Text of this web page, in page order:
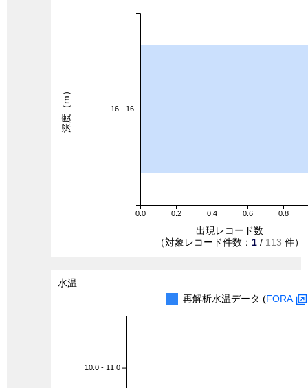
0.0 0.2 0.4 0.6 0.8
16 - 16
出現レコード数
（対象レコード件数： 1 / 113 件）
深度（m）
水温
再解析水温データ (FORA
10.0 - 11.0